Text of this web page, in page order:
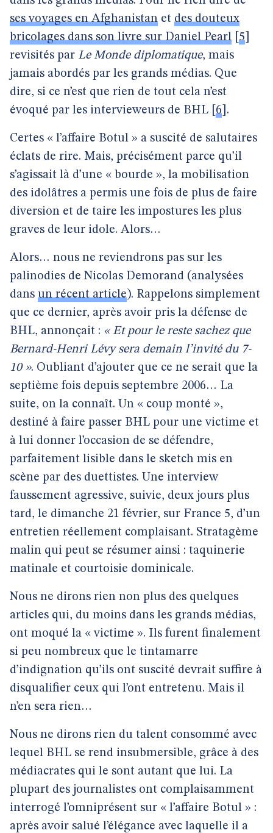
ses voyages en Afghanistan et des douteux
bricolages dans son livre sur Daniel Pearl 5
revisités par Le Monde diplomatique, mais
jamais abordés par les grands médias. Que
dire, si ce n’est que rien de tout cela n’est
évoqué par les intervieweurs de BHL 6 .
Certes « l’affaire Botul » a suscité de salutaires
éclats de rire. Mais, précisément parce qu’il
s’agissait là d’une « bourde », la mobilisation
des idolâtres a permis une fois de plus de faire
diversion et de taire les impostures les plus
graves de leur idole. Alors…
Alors… nous ne reviendrons pas sur les
palinodies de Nicolas Demorand (analysées
dans un récent article). Rappelons simplement
que ce dernier, après avoir pris la défense de
BHL, annonçait : « Et pour le reste sachez que
Bernard-Henri Lévy sera demain l’invité du 7-
10 ». Oubliant d’ajouter que ce ne serait que la
septième fois depuis septembre 2006… La
suite, on la connaît. Un « coup monté »,
destiné à faire passer BHL pour une victime et
à lui donner l’occasion de se défendre,
parfaitement lisible dans le sketch mis en
scène par des duettistes. Une interview
faussement agressive, suivie, deux jours plus
tard, le dimanche 21 février, sur France 5, d’un
entretien réellement complaisant. Stratagème
malin qui peut se résumer ainsi : taquinerie
matinale et courtoisie dominicale.
Nous ne dirons rien non plus des quelques
articles qui, du moins dans les grands médias,
ont moqué la « victime ». Ils furent finalement
si peu nombreux que le tintamarre
d’indignation qu’ils ont suscité devrait suffire à
disqualifier ceux qui l’ont entretenu. Mais il
n’en sera rien…
Nous ne dirons rien du talent consommé avec
lequel BHL se rend insubmersible, grâce à des
médiacrates qui le sont autant que lui. La
plupart des journalistes ont complaisamment
interrogé l’omniprésent sur « l’affaire Botul » :
après avoir salué l’élégance avec laquelle il a